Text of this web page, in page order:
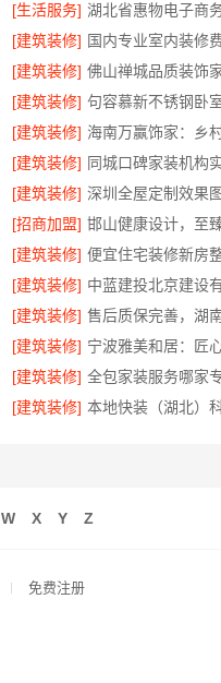
[生活服务]
[建筑装修]
[建筑装修]
[建筑装修] 句容慕新不锈钢卧
[建筑装修]
[建筑装修]
[建筑装修] 深圳全屋定制效果
[招商加盟]
[建筑装修]
[建筑装修]
[建筑装修]
[建筑装修]
[建筑装修]
[建筑装修]
W X Y Z
免费注册